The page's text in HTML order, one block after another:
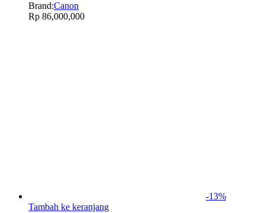
Brand:Canon
Rp 86,000,000
-13%
Tambah ke keranjang